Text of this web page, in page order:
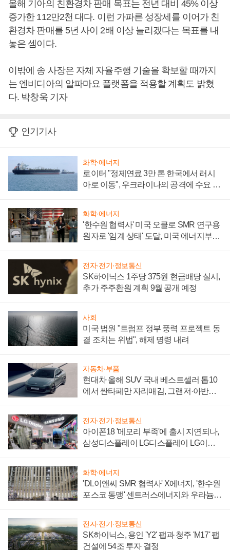
올해 기아의 친환경차 판매 목표는 전년 대비 45% 이상
증가한 112만2천 대다. 이런 가파른 성장세를 이어가 친
환경차 판매를 5년 사이 2배 이상 늘리겠다는 목표를 내
놓은 셈이다.
이밖에 송 사장은 자체 자율주행 기술을 확보할 때까지
는 엔비디아의 알파마요 플랫폼을 적용할 계획도 밝혔
다. 박창욱 기자
인기기사
화학·에너지
로이터 "정제연료 3만 톤 한국에서 러시
아로 이동", 우크라이나의 공격에 수요 늘
화학·에너지
'한수원 협력사' 미국 오클로 SMR 연구용
원자로 '임계 상태' 도달, 미국 에너지부
전자·전기·정보통신
SK하이닉스 1주당 375원 현금배당 실시,
추가 주주환원 계획 9월 공개 예정
사회
미국 법원 "트럼프 정부 풍력 프로젝트 동
결 조치는 위법", 해제 명령 내려
자동차·부품
현대차 올해 SUV 국내 베스트셀러 톱10
에서 싼타페만 자리매김, 그랜저·아반떼
전자·전기·정보통신
아이폰18 '메모리 부족'에 출시 지연되나,
삼성디스플레이 LG디스플레이 LG이노
화학·에너지
'DL이앤씨 SMR 협력사' X에너지, '한수원
포스코 동맹' 센트러스에너지와 우라늄
전자·전기·정보통신
SK하이닉스, 용인 'Y2' 팹과 청주 'M17' 팹
건설에 54조 투자 결정